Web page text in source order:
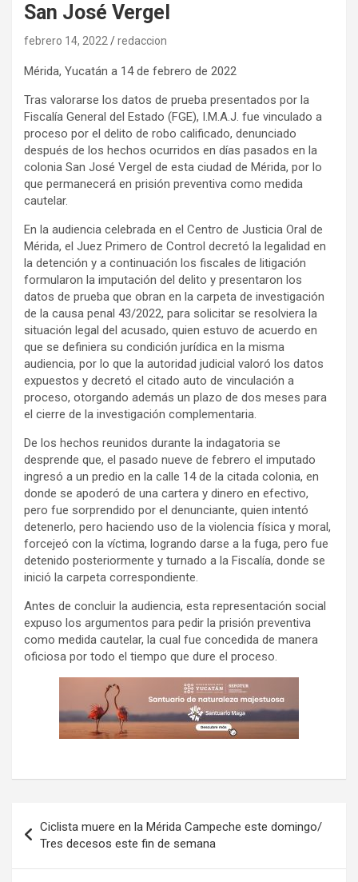
San José Vergel
febrero 14, 2022 redaccion
Mérida, Yucatán a 14 de febrero de 2022
Tras valorarse los datos de prueba presentados por la
Fiscalía General del Estado (FGE), I.M.A.J. fue vinculado a
proceso por el delito de robo calificado, denunciado
después de los hechos ocurridos en días pasados en la
colonia San José Vergel de esta ciudad de Mérida, por lo
que permanecerá en prisión preventiva como medida
cautelar.
En la audiencia celebrada en el Centro de Justicia Oral de
Mérida, el Juez Primero de Control decretó la legalidad en
la detención y a continuación los fiscales de litigación
formularon la imputación del delito y presentaron los
datos de prueba que obran en la carpeta de investigación
de la causa penal 43/2022, para solicitar se resolviera la
situación legal del acusado, quien estuvo de acuerdo en
que se definiera su condición jurídica en la misma
audiencia, por lo que la autoridad judicial valoró los datos
expuestos y decretó el citado auto de vinculación a
proceso, otorgando además un plazo de dos meses para
el cierre de la investigación complementaria.
De los hechos reunidos durante la indagatoria se
desprende que, el pasado nueve de febrero el imputado
ingresó a un predio en la calle 14 de la citada colonia, en
donde se apoderó de una cartera y dinero en efectivo,
pero fue sorprendido por el denunciante, quien intentó
detenerlo, pero haciendo uso de la violencia física y moral,
forcejeó con la víctima, logrando darse a la fuga, pero fue
detenido posteriormente y turnado a la Fiscalía, donde se
inició la carpeta correspondiente.
Antes de concluir la audiencia, esta representación social
expuso los argumentos para pedir la prisión preventiva
como medida cautelar, la cual fue concedida de manera
oficiosa por todo el tiempo que dure el proceso.
de
entradas
Ciclista muere en la Mérida Campeche este domingo/
Tres decesos este fin de semana